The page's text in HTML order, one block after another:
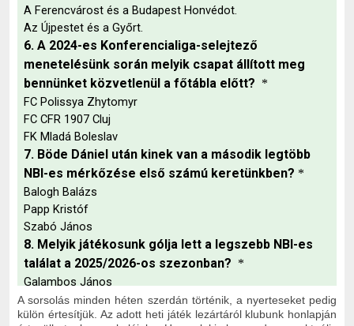
A sorsolás minden héten szerdán történik, a nyerteseket pedig
külön értesítjük. Az adott heti játék lezártáról klubunk honlapján